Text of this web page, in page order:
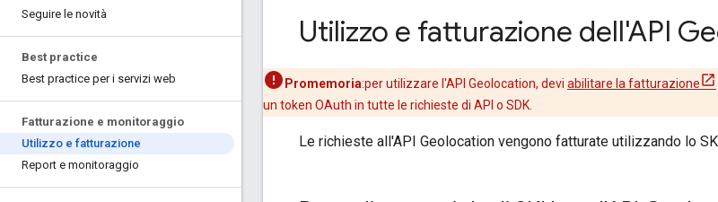
Seguire le novità
Best practice
Best practice per i servizi web
Fatturazione e monitoraggio
Utilizzo e fatturazione
Report e monitoraggio
Utilizzo e fatturazione dell'API
Promemoria:per utilizzare l'API Geolocation, devi abilitare la fatturazione
un token OAuth in tutte le richieste di API o SDK.
Le richieste all'API Geolocation vengono fatturate utilizzando lo